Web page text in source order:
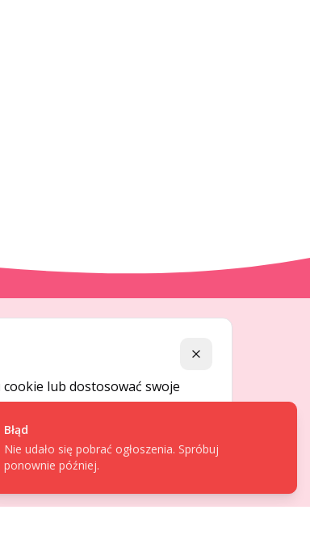
Usługi premium
Regulamin
Błąd
Nie udało się pobrać ogłoszenia. Spróbuj
ponownie później.
Zamknij
lub dostosować swoje
wybrane Akceptuj wszystkie